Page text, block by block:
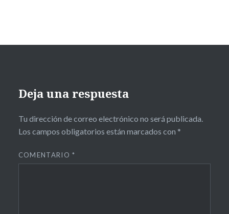
Deja una respuesta
Tu dirección de correo electrónico no será publicada.
Los campos obligatorios están marcados con *
COMENTARIO*